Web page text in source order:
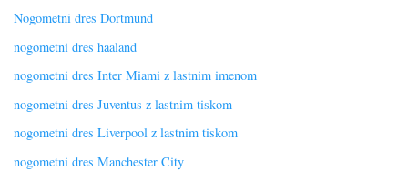
Nogometni dres Dortmund
nogometni dres haaland
nogometni dres Inter Miami z lastnim imenom
nogometni dres Juventus z lastnim tiskom
nogometni dres Liverpool z lastnim tiskom
nogometni dres Manchester City